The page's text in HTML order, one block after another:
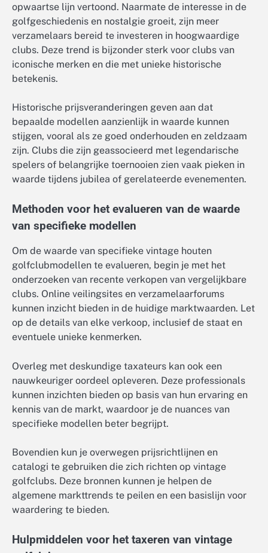
opwaartse lijn vertoond. Naarmate de interesse in de
golfgeschiedenis en nostalgie groeit, zijn meer
verzamelaars bereid te investeren in hoogwaardige
clubs. Deze trend is bijzonder sterk voor clubs van
iconische merken en die met unieke historische
betekenis.
Historische prijsveranderingen geven aan dat
bepaalde modellen aanzienlijk in waarde kunnen
stijgen, vooral als ze goed onderhouden en zeldzaam
zijn. Clubs die zijn geassocieerd met legendarische
spelers of belangrijke toernooien zien vaak pieken in
waarde tijdens jubilea of gerelateerde evenementen.
Methoden voor het evalueren van de waarde
van specifieke modellen
Om de waarde van specifieke vintage houten
golfclubmodellen te evalueren, begin je met het
onderzoeken van recente verkopen van vergelijkbare
clubs. Online veilingsites en verzamelaarforums
kunnen inzicht bieden in de huidige marktwaarden. Let
op de details van elke verkoop, inclusief de staat en
eventuele unieke kenmerken.
Overleg met deskundige taxateurs kan ook een
nauwkeuriger oordeel opleveren. Deze professionals
kunnen inzichten bieden op basis van hun ervaring en
kennis van de markt, waardoor je de nuances van
specifieke modellen beter begrijpt.
Bovendien kun je overwegen prijsrichtlijnen en
catalogi te gebruiken die zich richten op vintage
golfclubs. Deze bronnen kunnen je helpen de
algemene markttrends te peilen en een basislijn voor
waardering te bieden.
Hulpmiddelen voor het taxeren van vintage